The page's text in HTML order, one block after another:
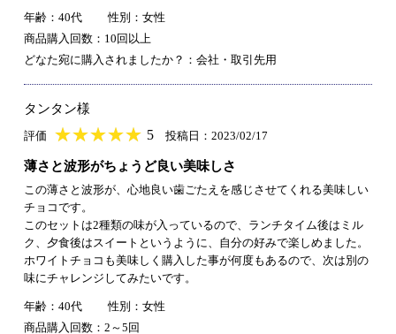
年齢：40代
性別：女性
商品購入回数：10回以上
どなた宛に購入されましたか？：会社・取引先用
タンタン様
評価 ★★★★★
★★★★★ 5 投稿日：2023/02/17
薄さと波形がちょうど良い美味しさ
この薄さと波形が、心地良い歯ごたえを感じさせてくれる美味しい
チョコです。
このセットは2種類の味が入っているので、ランチタイム後はミル
ク、夕食後はスイートというように、自分の好みで楽しめました。
ホワイトチョコも美味しく購入した事が何度もあるので、次は別の
味にチャレンジしてみたいです。
年齢：40代
性別：女性
商品購入回数：2～5回